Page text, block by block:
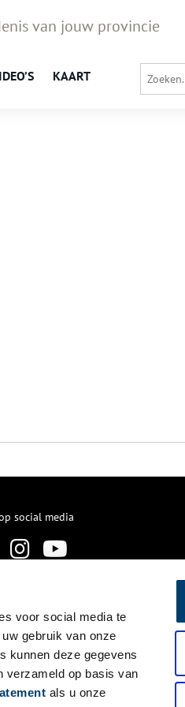
voor social media te
gebruik van onze
kunnen deze gegevens
verzameld op basis van
als u onze
van jouw provincie
KAART
social media